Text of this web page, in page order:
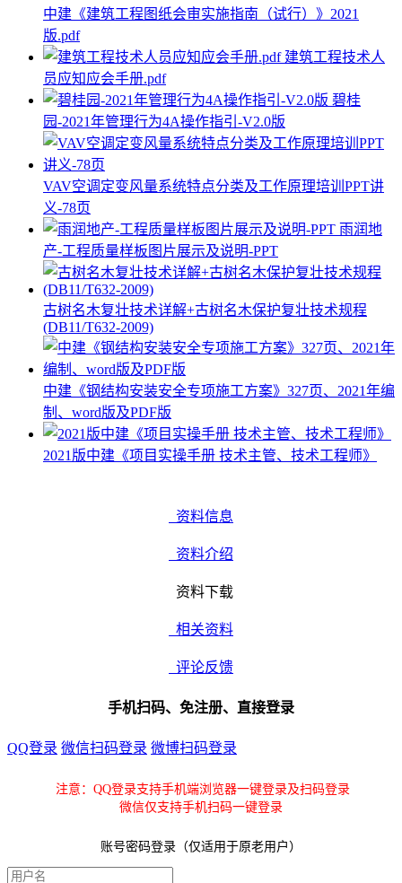
中建《建筑工程图纸会审实施指南（试行）》2021
版.pdf
建筑工程技术人
员应知应会手册.pdf
碧桂
园-2021年管理行为4A操作指引-V2.0版
VAV空调定变风量系统特点分类及工作原理培训PPT讲
义-78页
雨润地
产-工程质量样板图片展示及说明-PPT
古树名木复壮技术详解+古树名木保护复壮技术规程
(DB11/T632-2009)
中建《钢结构安装安全专项施工方案》327页、2021年编
制、word版及PDF版
2021版中建《项目实操手册 技术主管、技术工程师》
资料信息
资料介绍
资料下载
相关资料
评论反馈
手机扫码、免注册、直接登录
QQ登录 微信扫码登录 微博扫码登录
注意：QQ登录支持手机端浏览器一键登录及扫码登录
微信仅支持手机扫码一键登录
账号密码登录（仅适用于原老用户）